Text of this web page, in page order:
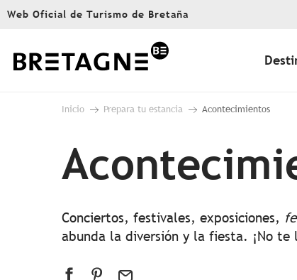
Aller
principal
Web Oficial de Turismo de Bretaña
Inicio Prepara tu estancia Acontecimientos
Conciertos, festivales, exposiciones,
abunda la diversión y la fiesta. ¡No te